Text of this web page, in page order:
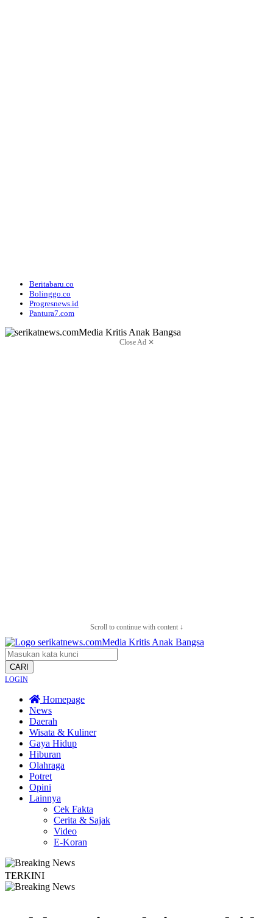
Beritabaru.co
Bolinggo.co
Progresnews.id
Pantura7.com
Close Ad ✕
Scroll to continue with content ↓
CARI
LOGIN
Homepage
News
Daerah
Wisata & Kuliner
Gaya Hidup
Hiburan
Olahraga
Potret
Opini
Lainnya
Cek Fakta
Cerita & Sajak
Video
E-Koran
TERKINI